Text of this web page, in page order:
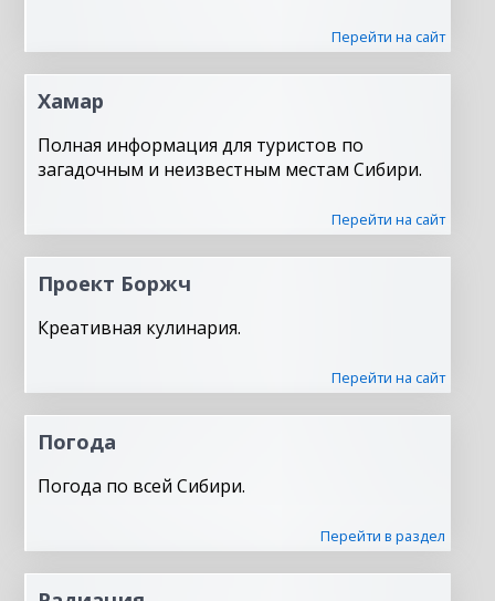
Перейти на сайт
Хамар
Полная информация для туристов по
загадочным и неизвестным местам Сибири.
Перейти на сайт
Проект Боржч
Креативная кулинария.
Перейти на сайт
Погода
Погода по всей Сибири.
Перейти в раздел